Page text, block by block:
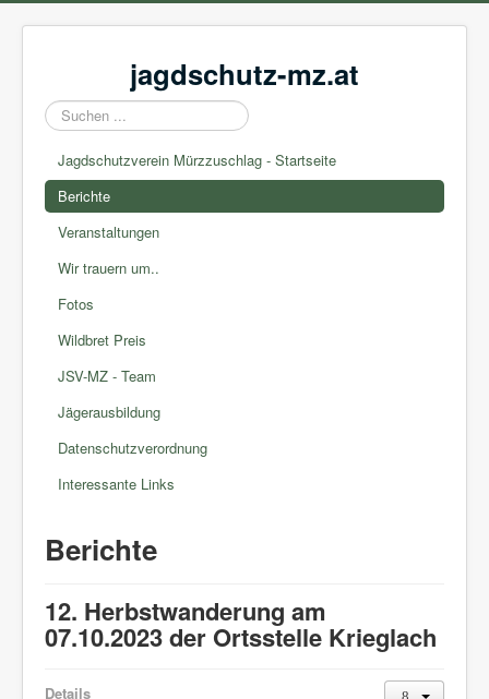
jagdschutz-mz.at
Suchen
...
Jagdschutzverein Mürzzuschlag - Startseite
Berichte
Veranstaltungen
Wir trauern um..
Fotos
Wildbret Preis
JSV-MZ - Team
Jägerausbildung
Datenschutzverordnung
Interessante Links
Berichte
12. Herbstwanderung am
07.10.2023 der Ortsstelle Krieglach
Details